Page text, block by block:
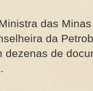
das
da
dezenas de